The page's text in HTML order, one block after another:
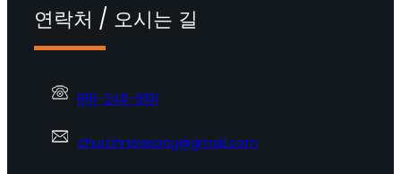
연락처 / 오시는 길
818-248-9191
churchnewsong@gmail.com